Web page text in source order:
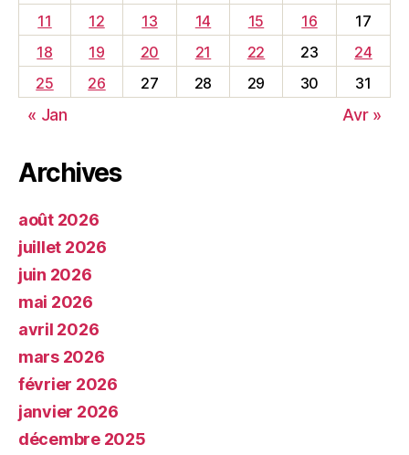
11
12 13 14 15 16
17
18
19 20 21 22 23
24
25
26 27 28 29 30 31
« Jan Avr »
Archives
août 2026
juillet 2026
juin 2026
mai 2026
avril 2026
mars 2026
février 2026
janvier 2026
décembre 2025